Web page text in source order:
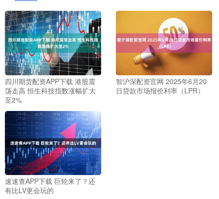
四川期货配资APP下载 港股震
荡走高 恒生科技指数涨幅扩大
至2%
智沪深配资官网 2025年6月20
日贷款市场报价利率（LPR）
速速查APP下载 巨轮来了？还
有比LV更会玩的